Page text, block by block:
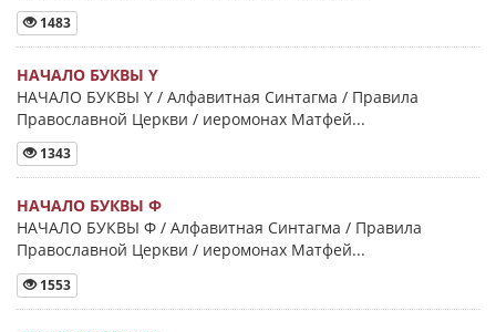
1483
НАЧАЛО БУКВЫ Y
НАЧАЛО БУКВЫ Y / Алфавитная Синтагма / Правила
Православной Церкви / иеромонах Матфей...
1343
НАЧАЛО БУКВЫ Φ
НАЧАЛО БУКВЫ Φ / Алфавитная Синтагма / Правила
Православной Церкви / иеромонах Матфей...
1553